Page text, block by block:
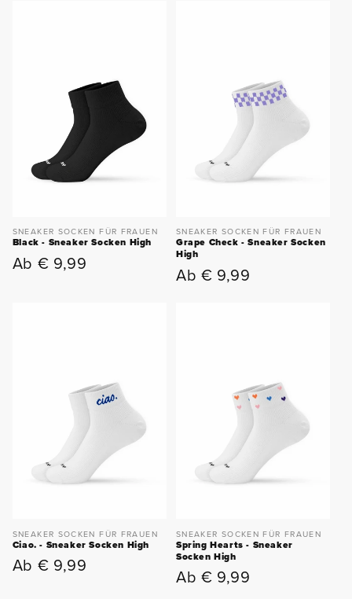
SNEAKER SOCKEN FÜR FRAUEN
Black - Sneaker Socken High
Normaler
Ab € 9,99
SNEAKER SOCKEN FÜR FRAUEN
Grape Check - Sneaker Socken
High
Normaler
Ab € 9,99
SNEAKER SOCKEN FÜR FRAUEN
Ciao. - Sneaker Socken High
Normaler
Ab € 9,99
SNEAKER SOCKEN FÜR FRAUEN
Spring Hearts - Sneaker
Socken High
Normaler
Ab € 9,99